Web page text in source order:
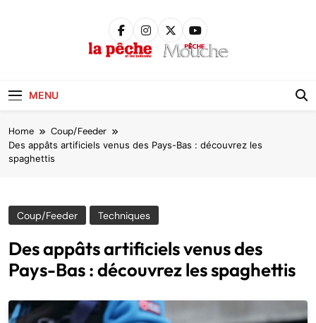
MENU
Home Coup/Feeder
Des appâts artificiels venus des Pays-Bas : découvrez les
spaghettis
Coup/Feeder Techniques
Des appâts artificiels venus des
Pays-Bas : découvrez les spaghettis